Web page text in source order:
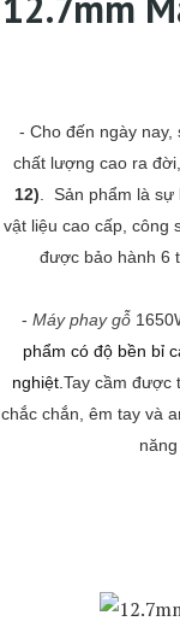
- Cho đến ngày nay,
chất lượng cao ra
12)
Sản phẩm là
vật liệu cao cấp, công
được bảo hành 6
- Máy phay gỗ
phẩm có độ bền bỉ
nghiệt. Tay cầm được
chắc chắn, êm tay và